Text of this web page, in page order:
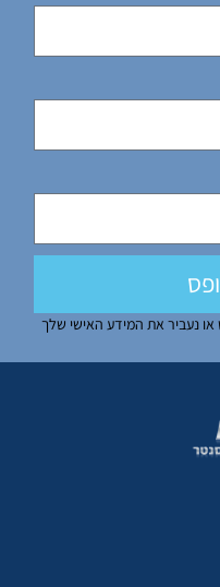
נעביר את המידע האישי שלך